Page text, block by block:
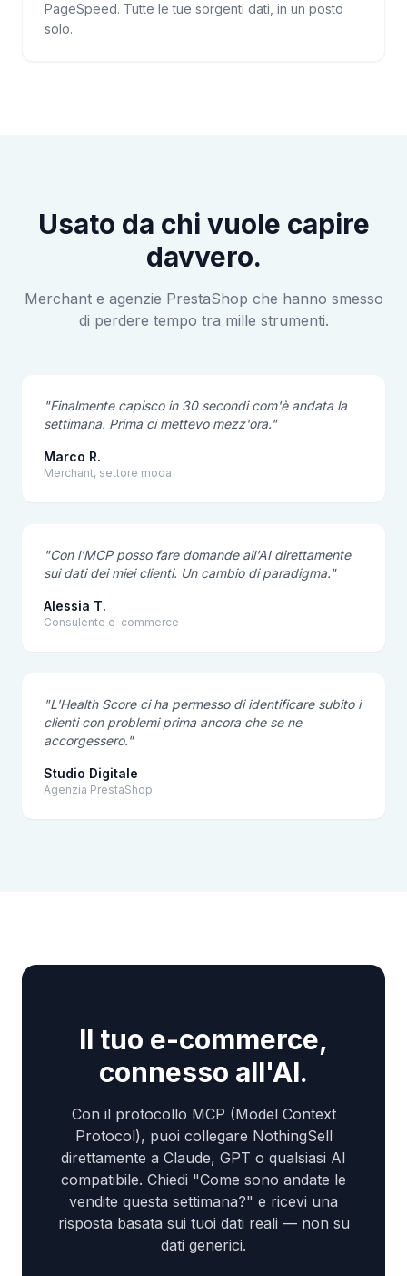
PageSpeed. Tutte le tue sorgenti dati, in un posto
solo.
Usato da chi vuole capire
davvero.
Merchant e agenzie PrestaShop che hanno smesso
di perdere tempo tra mille strumenti.
"Finalmente capisco in 30 secondi com'è andata la
settimana. Prima ci mettevo mezz'ora."
Marco R.
Merchant, settore moda
"Con l'MCP posso fare domande all'AI direttamente
sui dati dei miei clienti. Un cambio di paradigma."
Alessia T.
Consulente e-commerce
"L'Health Score ci ha permesso di identificare subito i
clienti con problemi prima ancora che se ne
accorgessero."
Studio Digitale
Agenzia PrestaShop
Il tuo e-commerce,
connesso all'AI.
Con il protocollo MCP (Model Context
Protocol), puoi collegare NothingSell
direttamente a Claude, GPT o qualsiasi AI
compatibile. Chiedi "Come sono andate le
vendite questa settimana?" e ricevi una
risposta basata sui tuoi dati reali — non su
dati generici.